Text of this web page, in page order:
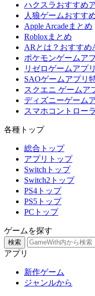
ハクスラおすすめ
人狼ゲームおすす
Apple Arcadeまとめ
Robloxまとめ
ARとは？おすすめ
ポケモンゲームア
リゼロゲームアプ
SAOゲームアプリ
スクエニ ゲームア
ディズニーゲーム
スマホコントロー
各種トップ
総合トップ
アプリトップ
Switchトップ
Switch2トップ
PS4トップ
PS5トップ
PCトップ
ゲームを探す
検索
アプリ
新作ゲーム
ジャンルから